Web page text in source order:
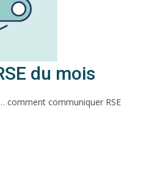
du mois
comment communiquer RSE